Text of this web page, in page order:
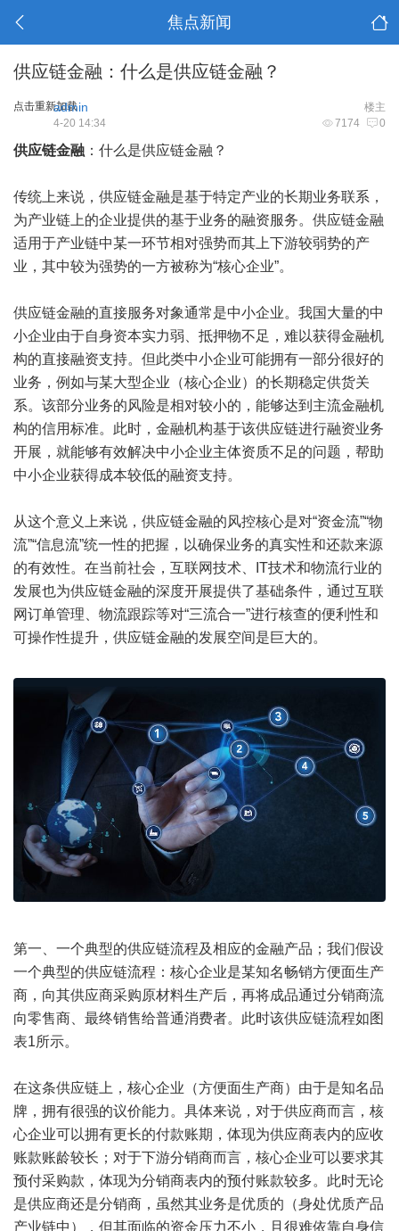
焦点新闻
供应链金融：什么是供应链金融？
点击重新加载 楼主
admin
7174 0
4-20 14:34
供应链金融 ：什么是供应链金融？
传统上来说，供应链金融是基于特定产业的长期业务联系，
为产业链上的企业提供的基于业务的融资服务。供应链金融
适用于产业链中某一环节相对强势而其上下游较弱势的产
业，其中较为强势的一方被称为“核心企业”。
供应链金融的直接服务对象通常是中小企业。我国大量的中
小企业由于自身资本实力弱、抵押物不足，难以获得金融机
构的直接融资支持。但此类中小企业可能拥有一部分很好的
业务，例如与某大型企业（核心企业）的长期稳定供货关
系。该部分业务的风险是相对较小的，能够达到主流金融机
构的信用标准。此时，金融机构基于该供应链进行融资业务
开展，就能够有效解决中小企业主体资质不足的问题，帮助
中小企业获得成本较低的融资支持。
从这个意义上来说，供应链金融的风控核心是对“资金流”“物
流”“信息流”统一性的把握，以确保业务的真实性和还款来源
的有效性。在当前社会，互联网技术、IT技术和物流行业的
发展也为供应链金融的深度开展提供了基础条件，通过互联
网订单管理、物流跟踪等对“三流合一”进行核查的便利性和
可操作性提升，供应链金融的发展空间是巨大的。
第一、一个典型的供应链流程及相应的金融产品；我们假设
一个典型的供应链流程：核心企业是某知名畅销方便面生产
商，向其供应商采购原材料生产后，再将成品通过分销商流
向零售商、最终销售给普通消费者。此时该供应链流程如图
表1所示。
在这条供应链上，核心企业（方便面生产商）由于是知名品
牌，拥有很强的议价能力。具体来说，对于供应商而言，核
心企业可以拥有更长的付款账期，体现为供应商表内的应收
账款账龄较长；对于下游分销商而言，核心企业可以要求其
预付采购款，体现为分销商表内的预付账款较多。此时无论
是供应商还是分销商，虽然其业务是优质的（身处优质产品
产业链中），但其面临的资金压力不小，且很难依靠自身信